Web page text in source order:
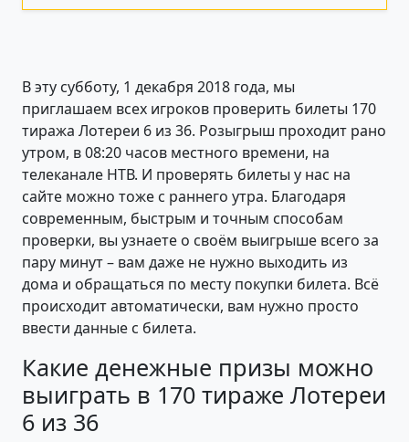
В эту субботу, 1 декабря 2018 года, мы
приглашаем всех игроков проверить билеты 170
тиража Лотереи 6 из 36. Розыгрыш проходит рано
утром, в 08:20 часов местного времени, на
телеканале НТВ. И проверять билеты у нас на
сайте можно тоже с раннего утра. Благодаря
современным, быстрым и точным способам
проверки, вы узнаете о своём выигрыше всего за
пару минут – вам даже не нужно выходить из
дома и обращаться по месту покупки билета. Всё
происходит автоматически, вам нужно просто
ввести данные с билета.
Какие денежные призы можно
выиграть в 170 тираже Лотереи
6 из 36